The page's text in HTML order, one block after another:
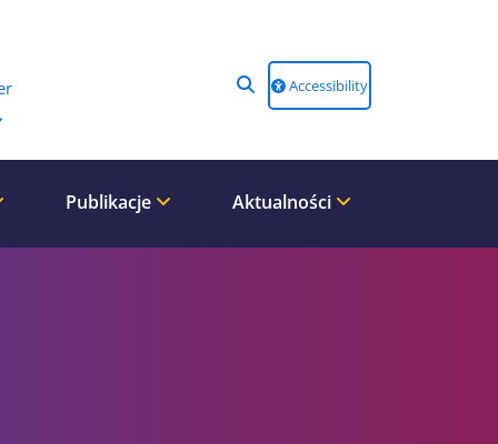
Accessibility
Publikacje Aktualności